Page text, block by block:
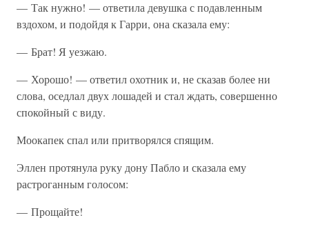
— Так нужно! — ответила девушка с подавленным
вздохом, и подойдя к Гарри, она сказала ему:
— Брат! Я уезжаю.
— Хорошо! — ответил охотник и, не сказав более ни
слова, оседлал двух лошадей и стал ждать, совершенно
спокойный с виду.
Моокапек спал или притворялся спящим.
Эллен протянула руку дону Пабло и сказала ему
растроганным голосом:
— Прощайте!